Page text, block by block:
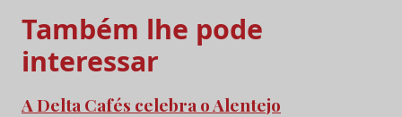
Também lhe pode
interessar
A Delta Cafés celebra o Alentejo